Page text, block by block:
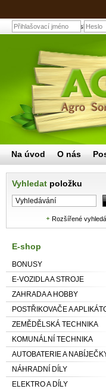
Přepravní a
Vyhledat položku
Rozšířené
E-shop
BONUSY
E-VOZIDLA A STROJE
ZAHRADA A HOBBY
POSTŘIKOVAČE A
ZEMĚDĚLSKÁ TECHNIKA
KOMUNÁLNÍ TECHNIKA
AUTOBATERIE A
NÁHRADNÍ DÍLY
ELEKTRO A DÍLY
Na úvod O nás